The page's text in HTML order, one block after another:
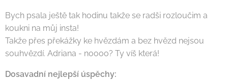
Bych psala ještě tak hodinu takže se radši rozloučim a
koukni na můj insta!
Takže přes překážky ke hvězdám a bez hvězd nejsou
souhvězdí. Adriana - noooo? Ty víš která!
Dosavadní nejlepší úspěchy: